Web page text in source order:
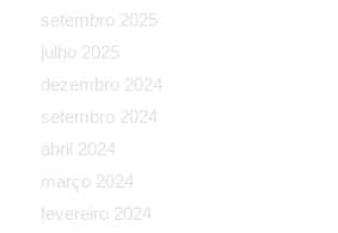
setembro 2025
julho 2025
dezembro 2024
setembro 2024
abril 2024
março 2024
fevereiro 2024